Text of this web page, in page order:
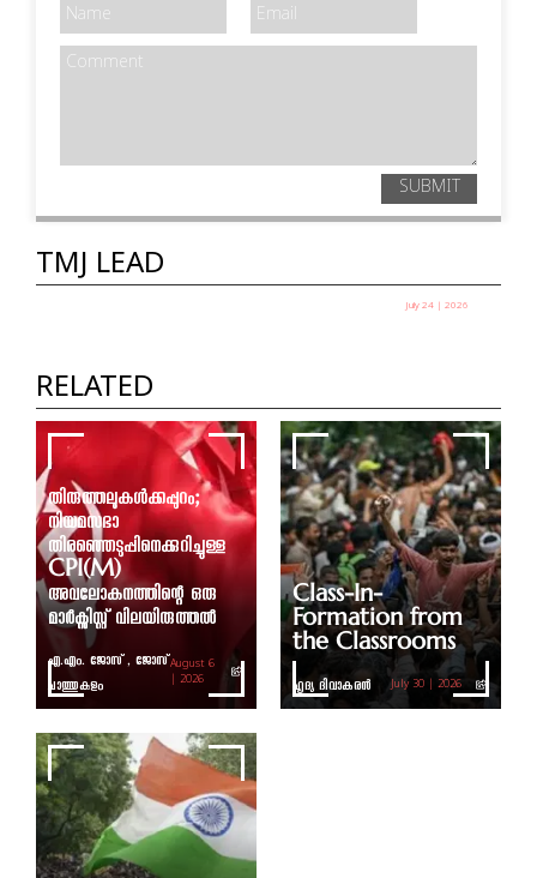
SUBMIT
TMJ LEAD
July 24 | 2026
RELATED
തിരുത്തലുകൾക്കപ്പുറം;
നിയമസഭാ
തിരഞ്ഞെടുപ്പിനെക്കുറിച്ചുള്ള
CPI(M)
അവലോകനത്തിന്റെ ഒരു
മാർക്സിസ്റ്റ് വിലയിരുത്തൽ
എ.എം. ജോസ് , ജോസ്
ചാത്തുകുളം
August 6
| 2026
Class-In-
Formation from
the Classrooms
ഹൃദ്യ ദിവാകരൻ July 30 | 2026